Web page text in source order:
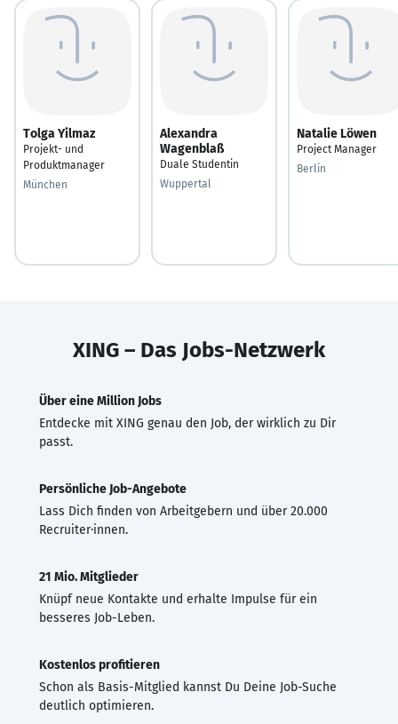
Tolga Yilmaz
Projekt- und
Produktmanager
München
Alexandra
Wagenblaß
Duale Studentin
Wuppertal
Natalie Löwen
Project Manager
Berlin
XING – Das Jobs-Netzwerk
Über eine Million Jobs
Entdecke mit XING genau den Job, der wirklich zu Dir
passt.
Persönliche Job-Angebote
Lass Dich finden von Arbeitgebern und über 20.000
Recruiter·innen.
21 Mio. Mitglieder
Knüpf neue Kontakte und erhalte Impulse für ein
besseres Job-Leben.
Kostenlos profitieren
Schon als Basis-Mitglied kannst Du Deine Job-Suche
deutlich optimieren.